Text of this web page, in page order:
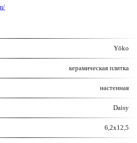
Yōko
керамическая плитка
настенная
Daisy
6,2x12,5